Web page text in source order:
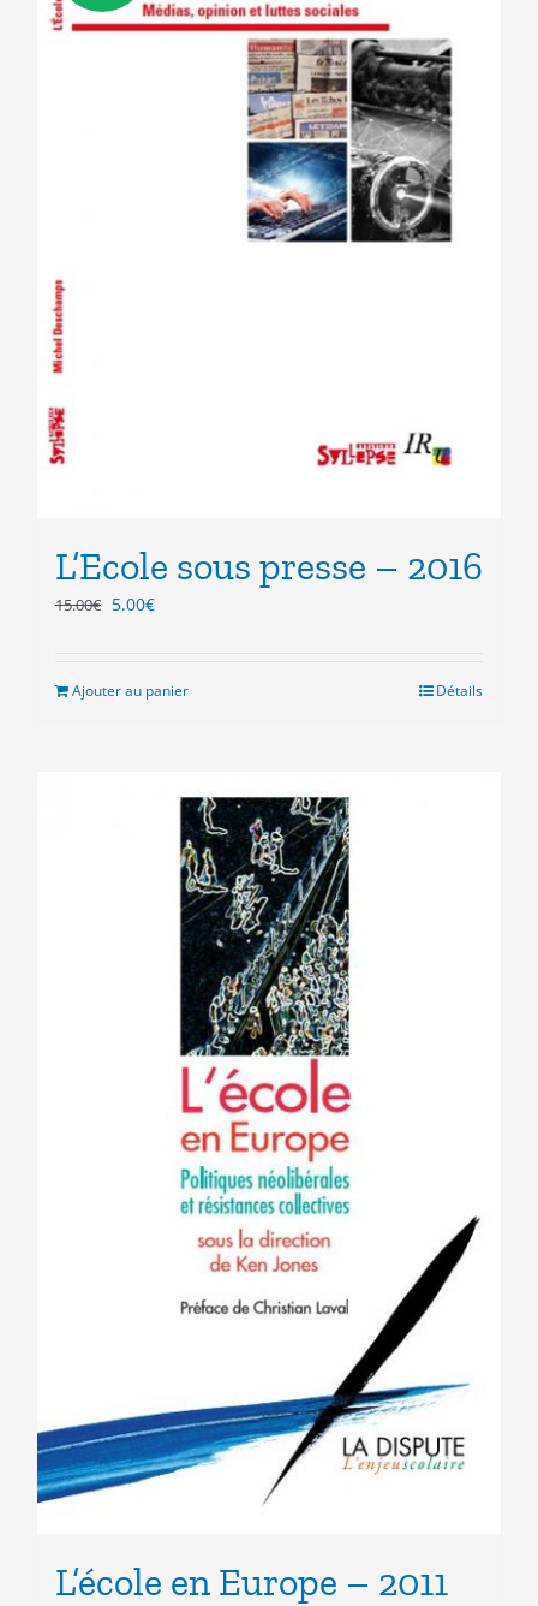
L’Ecole sous presse – 2016
15.00€ Le
5.00€Le
est :
Ajouter au panier Détails
L’école en Europe – 2011